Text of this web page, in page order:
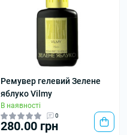
Ремувер гелевий Зелене
яблуко Vilmy
В наявності
0
280.00 грн